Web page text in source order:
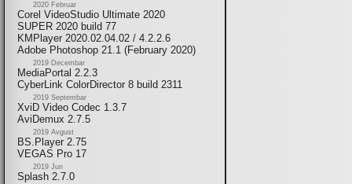
2020 Februar
Corel VideoStudio Ultimate 2020
SUPER 2020 build 77
KMPlayer 2020.02.04.02 / 4.2.2.6
Adobe Photoshop 21.1 (February 2020)
2019 Decembar
MediaPortal 2.2.3
CyberLink ColorDirector 8 build 2311
2019 Septembar
XviD Video Codec 1.3.7
AviDemux 2.7.5
2019 Avgust
BS.Player 2.75
VEGAS Pro 17
2019 Jun
Splash 2.7.0